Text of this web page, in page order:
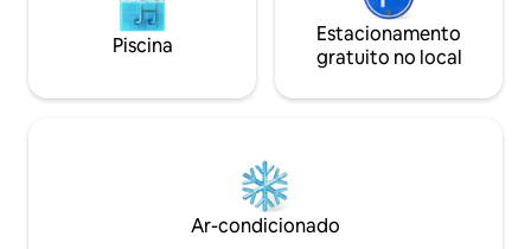
Piscina
Estacionamento
gratuito no local
Ar-condicionado